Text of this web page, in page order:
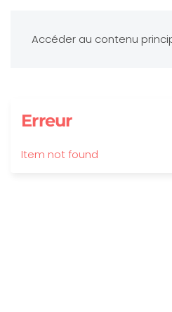
Accéder au contenu
Erreur
Item not found